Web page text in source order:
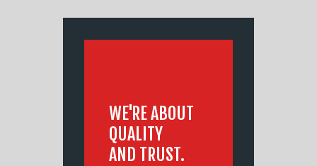
WE'RE ABOUT
QUALITY
AND TRUST.